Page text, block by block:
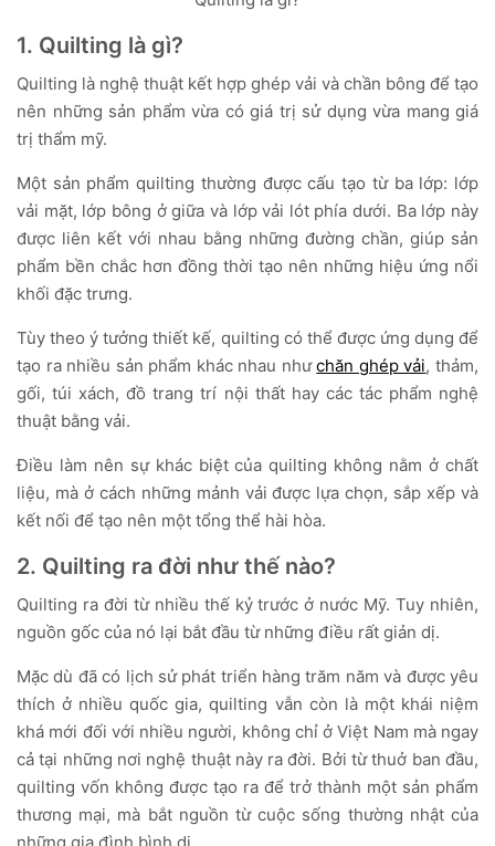
1. Quilting là gì?
Quilting là nghệ thuật kết hợp ghép vải và chần bông để tạo
nên những sản phẩm vừa có giá trị sử dụng vừa mang giá
trị thẩm mỹ.
Một sản phẩm quilting thường được cấu tạo từ ba lớp: lớp
vải mặt, lớp bông ở giữa và lớp vải lót phía dưới. Ba lớp này
được liên kết với nhau bằng những đường chần, giúp sản
phẩm bền chắc hơn đồng thời tạo nên những hiệu ứng nổi
khối đặc trưng.
Tùy theo ý tưởng thiết kế, quilting có thể được ứng dụng để
tạo ra nhiều sản phẩm khác nhau nhưchăn ghép vải, thảm,
gối, túi xách, đồ trang trí nội thất hay các tác phẩm nghệ
thuật bằng vải.
Điều làm nên sự khác biệt của quilting không nằm ở chất
liệu, mà ở cách những mảnh vải được lựa chọn, sắp xếp và
kết nối để tạo nên một tổng thể hài hòa.
2. Quilting ra đời như thế nào?
Quilting ra đời từ nhiều thế kỷ trước ở nước Mỹ. Tuy nhiên,
nguồn gốc của nó lại bắt đầu từ những điều rất giản dị.
Mặc dù đã có lịch sử phát triển hàng trăm năm và được yêu
thích ở nhiều quốc gia, quilting vẫn còn là một khái niệm
khá mới đối với nhiều người, không chỉ ở Việt Nam mà ngay
cả tại những nơi nghệ thuật này ra đời. Bởi từ thuở ban đầu,
quilting vốn không được tạo ra để trở thành một sản phẩm
thương mại, mà bắt nguồn từ cuộc sống thường nhật của